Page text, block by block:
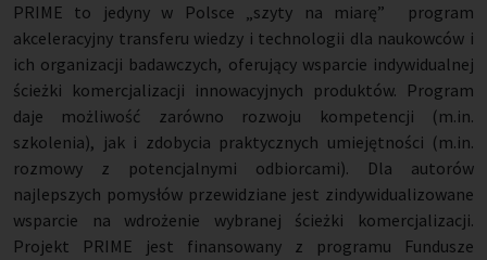
PRIME to jedyny w Polsce „szyty na miarę”
program
akceleracyjny transferu wiedzy i technologii dla naukowców i
ich organizacji badawczych, oferujący wsparcie indywidualnej
ścieżki komercjalizacji innowacyjnych produktów. Program
daje możliwość zarówno rozwoju kompetencji (m.in.
szkolenia), jak i zdobycia praktycznych umiejętności (m.in.
rozmowy z potencjalnymi odbiorcami). Dla autorów
najlepszych pomysłów przewidziane jest zindywidualizowane
wsparcie na wdrożenie wybranej ścieżki komercjalizacji.
Projekt PRIME jest finansowany z programu Fundusze